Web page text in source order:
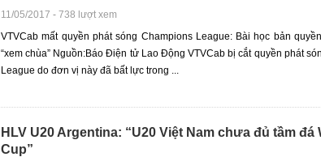
11/05/2017 - 738 lượt xem
VTVCab mất quyền phát sóng Champions League: Bài học bản
“xem chùa” Nguồn:Báo Điện tử Lao Động VTVCab bị cắt quyền phát
League do đơn vị này đã bất lực trong ...
HLV U20 Argentina: “U20 Việt Nam chưa đủ tầm đá
Cup”